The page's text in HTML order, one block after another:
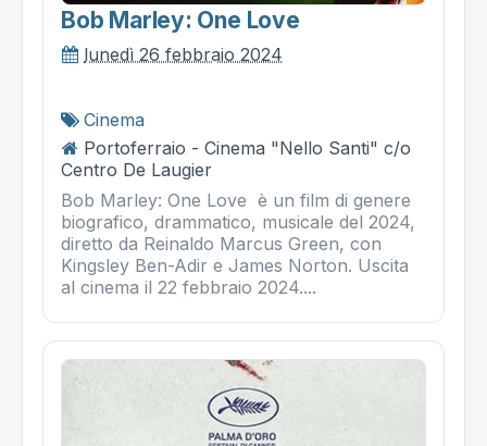
Bob Marley: One Love
lunedì 26 febbraio 2024
Cinema
Portoferraio - Cinema "Nello Santi" c/o
Centro De Laugier
Bob Marley: One Love è un film di genere
biografico, drammatico, musicale del 2024,
diretto da Reinaldo Marcus Green, con
Kingsley Ben-Adir e James Norton. Uscita
al cinema il 22 febbraio 2024....